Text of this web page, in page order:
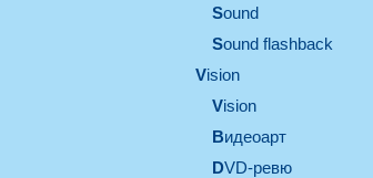
sound
Sound flashback
vision
vision
видеоарт
DVD-ревю